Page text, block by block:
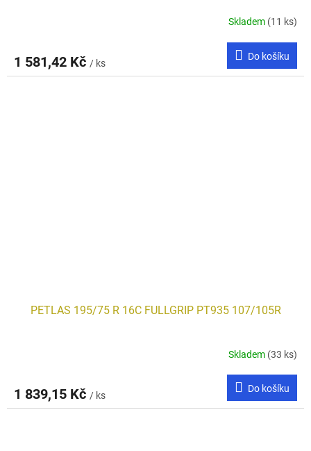
Skladem (11 ks)
1 581,42 Kč / ks
Do košíku
PETLAS 195/75 R 16C FULLGRIP PT935 107/105R
Skladem (33 ks)
1 839,15 Kč / ks
Do košíku